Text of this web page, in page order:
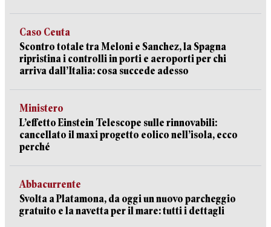
Caso Ceuta
Scontro totale tra Meloni e Sanchez, la Spagna
ripristina i controlli in porti e aeroporti per chi
arriva dall’Italia: cosa succede adesso
Ministero
L’effetto Einstein Telescope sulle rinnovabili:
cancellato il maxi progetto eolico nell’isola, ecco
perché
Abbacurrente
Svolta a Platamona, da oggi un nuovo parcheggio
gratuito e la navetta per il mare: tutti i dettagli